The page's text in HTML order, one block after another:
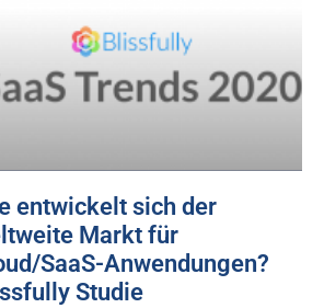
entwickelt sich der
Markt für
SaaS-Anwendungen?
Studie